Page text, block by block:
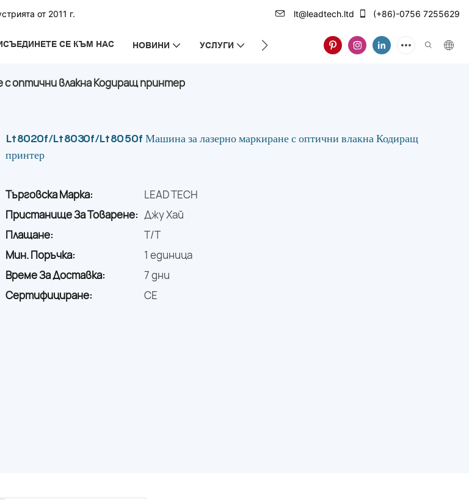
от 2011 г. lt@leadtech.ltd (+86)-0756 7255629
СЕ КЪМ НАС НОВИНИ УСЛУГИ ЗА НАС
оптични влакна Кодиращ принтер
Lt8020f/Lt8030f/Lt8050f Машина за лазерно маркиране с оптични влакна Кодиращ
принтер
Търговска Марка:
LEAD TECH
Пристанище За Товарене: Джу Хай
Плащане:
T/T
Мин. Поръчка:
1 единица
Време За Доставка:
7 дни
Сертифициране:
CE